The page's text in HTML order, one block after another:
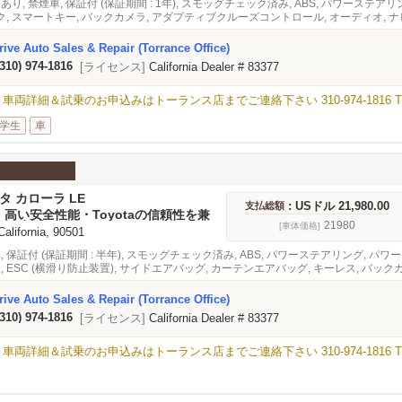
り, 禁煙車, 保証付 (保証期間 : 1年), スモッグチェック済み, ABS, パワーステア
, スマートキー, バックカメラ, アダプティブクルーズコントロール, オーディオ,
Auto Sales & Repair (Torrance Office)
974-1816
[ライセンス] California Dealer # 83377
両詳細＆試乗のお申込みはトーランス店までご連絡下さい 310-974-1816
学生 車
カローラ LE
い安全性能・Toyotaの信頼性を兼
年式Corolla★
90501
支払総額 : USドル 21,980.00
[車体価格] 21980
保証付 (保証期間 : 半年), スモッグチェック済み, ABS, パワーステアリング, パワ
ESC (横滑り防止装置), サイドエアバッグ, カーテンエアバッグ, キーレス, バック
ステム, オーディオ, ナビゲーション
Auto Sales & Repair (Torrance Office)
974-1816
[ライセンス] California Dealer # 83377
両詳細＆試乗のお申込みはトーランス店までご連絡下さい 310-974-1816